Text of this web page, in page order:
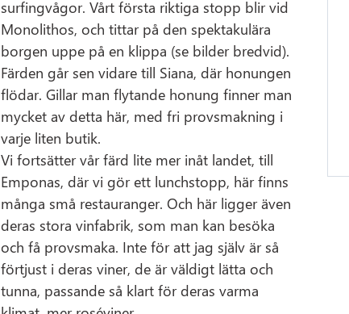
surfingvågor. Vårt första riktiga stopp blir vid
Monolithos, och tittar på den spektakulära
borgen uppe på en klippa (se bilder bredvid).
Färden går sen vidare till Siana, där honungen
flödar. Gillar man flytande honung finner man
mycket av detta här, med fri provsmakning i
varje liten butik.
Vi fortsätter vår färd lite mer inåt landet, till
Emponas, där vi gör ett lunchstopp, här finns
många små restauranger. Och här ligger även
deras stora vinfabrik, som man kan besöka
och få provsmaka. Inte för att jag själv är så
förtjust i deras viner, de är väldigt lätta och
tunna, passande så klart för deras varma